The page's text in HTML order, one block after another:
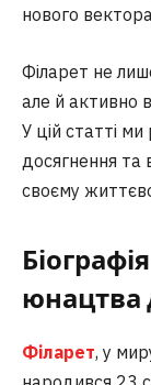
нового
Філарет не
але й активно
У цій статті
досягнення та
своєму
юнацтва
Філарет, у